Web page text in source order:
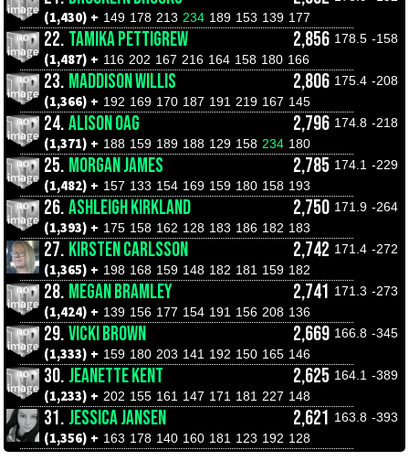
(1,430) + 149 178 213 234 189 153 139 177
22. TAMIKA PETTIGREW 2,856 178.5 -158
(1,487) + 116 202 167 216 164 158 180 166
23. MADDISON WILLIS 2,806 175.4 -208
(1,366) + 192 169 170 187 191 219 167 145
24.ALISON OAG 2,796 174.8 -218
(1,371) + 188 159 189 188 129 158 234 180
25. MORGAN JAMES 2,785 174.1 -229
(1,482) + 157 133 154 169 159 180 158 193
26.ASHLEIGH KIRKLAND 2,750 171.9 -264
(1,393) + 175 158 162 128 183 186 182 183
27. KIRSTEN CARLSSON 2,742 171.4 -272
(1,365) + 198 168 159 148 182 181 159 182
28. MEGAN BRAMLEY 2,741 171.3 -273
(1,424) + 139 156 177 154 191 156 208 136
29.VICKI BROWN 2,669 166.8 -345
(1,333) + 159 180 203 141 192 150 165 146
30. JEANETTE KENT 2,625 164.1 -389
(1,233) + 202 155 161 147 171 181 227 148
31. JESSICA JANSEN 2,621 163.8 -393
(1,356) + 163 178 140 160 181 123 192 128